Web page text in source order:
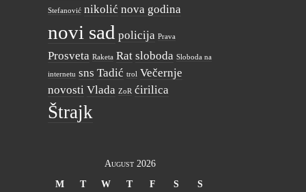
Stefanović nikolić nova godina
novi sad policija Prava
Prosveta Raketa Rat sloboda Sloboda na
internetu sns Tadić trol Večernje
novosti Vlada ZoR ćirilica
Štrajk
August 2026
M
T W T F S
S